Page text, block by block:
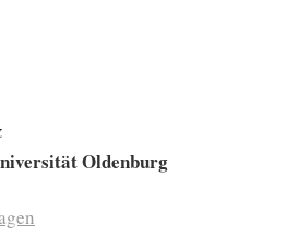
Oldenburg